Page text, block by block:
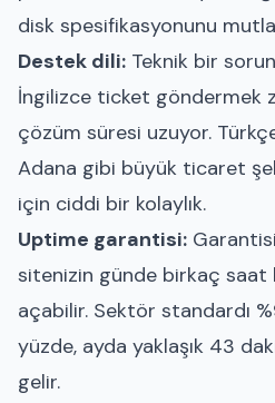
disk spesifikasyonunu
Destek dili: Teknik bir sorun
İngilizce ticket göndermek
çözüm süresi uzuyor.
Adana gibi büyük ticaret
için ciddi bir kolaylık.
Uptime garantisi:
sitenizin günde birkaç saat
açabilir. Sektör standardı
yüzde, ayda yaklaşık 43
gelir.